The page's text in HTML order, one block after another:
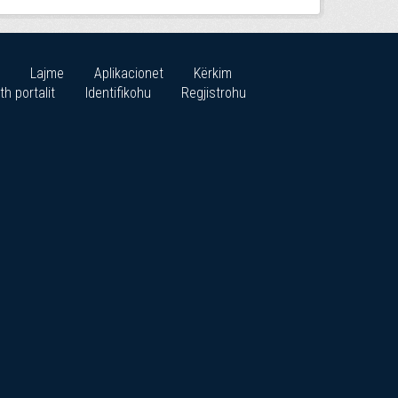
Lajme Aplikacionet
Kërkim
portalit
Identifikohu Regjistrohu